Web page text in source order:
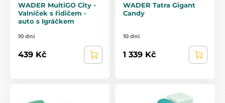
WADER MultiGO City -
Valníček s řidičem -
auto s Igráčkem
10 dní
439 Kč
WADER Tatra Gigant
Candy
10 dní
1 339 Kč